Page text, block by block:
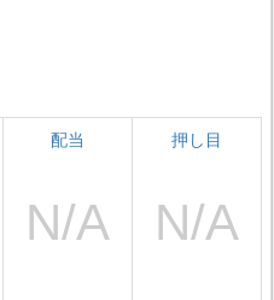
配当 押し目